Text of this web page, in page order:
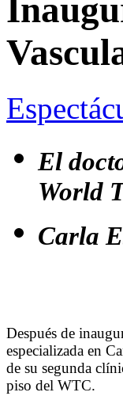
El
World
Carla
Después de
especializada en
de su segunda
piso del WTC.